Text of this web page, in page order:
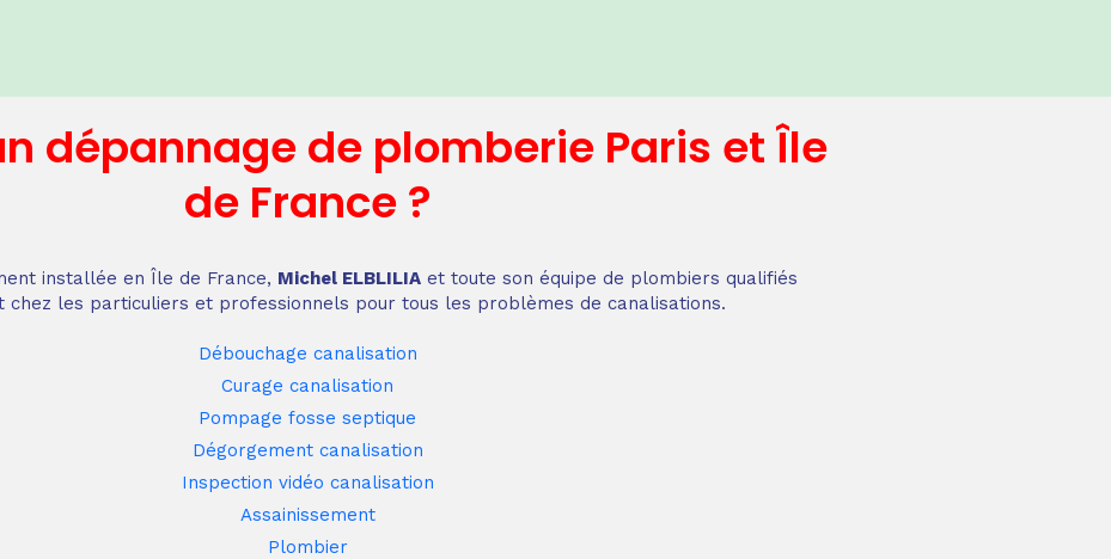
dépannagede plomberie Paris et Île
de France?
installée en Île de France, Michel ELBLILIA et toute son équipe de plombiers qualifiés
chez les particuliers et professionnels pour tous les problèmes de canalisations.
Débouchage canalisation
Curage canalisation
Pompage fosse septique
Dégorgement canalisation
Inspection vidéo canalisation
Assainissement
Plombier